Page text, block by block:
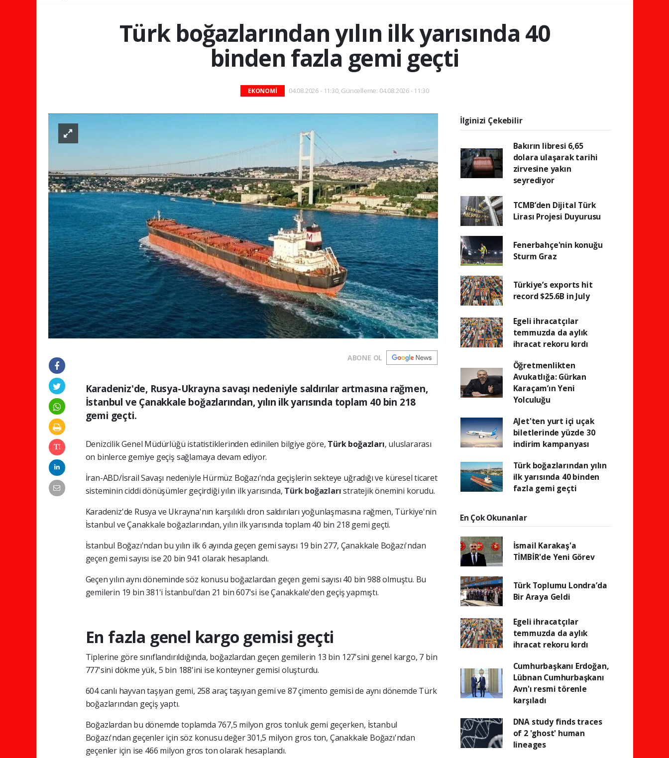
Türk boğazlarından yılın ilk yarısında 40
binden fazla gemi geçti
EKONOMİ 04.08.2026 - 11:30, Güncelleme: 04.08.2026 - 11:30
ABONE OL
Karadeniz'de, Rusya-Ukrayna savaşı nedeniyle saldırılar artmasına rağmen,
İstanbul ve Çanakkale boğazlarından, yılın ilk yarısında toplam 40 bin 218
gemi geçti.
Denizcilik Genel Müdürlüğü istatistiklerinden edinilen bilgiye göre, Türk boğazları, uluslararası
on binlerce gemiye geçiş sağlamaya devam ediyor.
İran-ABD/İsrail Savaşı nedeniyle Hürmüz Boğazı'nda geçişlerin sekteye uğradığı ve küresel ticaret
sisteminin ciddi dönüşümler geçirdiği yılın ilk yarısında, Türk boğazlarıstratejik önemini korudu.
Karadeniz'de Rusya ve Ukrayna'nın karşılıklı dron saldırıları yoğunlaşmasına rağmen, Türkiye'nin
İstanbul ve Çanakkale boğazlarından, yılın ilk yarısında toplam 40 bin 218 gemi geçti.
İstanbul Boğazı'ndan bu yılın ilk 6 ayında geçen gemi sayısı 19 bin 277, Çanakkale Boğazı'ndan
geçen gemi sayısı ise 20 bin 941 olarak hesaplandı.
Geçen yılın aynı döneminde söz konusu boğazlardan geçen gemi sayısı 40 bin 988 olmuştu. Bu
gemilerin 19 bin 381'i İstanbul'dan 21 bin 607'si ise Çanakkale'den geçiş yapmıştı.
En fazla genel kargo gemisi geçti
Tiplerine göre sınıflandırıldığında, boğazlardan geçen gemilerin 13 bin 127'sini genel kargo, 7 bin
777'sini dökme yük, 5 bin 188'ini ise konteyner gemisi oluşturdu.
604 canlı hayvan taşıyan gemi, 258 araç taşıyan gemi ve 87 çimento gemisi de aynı dönemde Türk
boğazlarından geçiş yaptı.
Boğazlardan bu dönemde toplamda 767,5 milyon gros tonluk gemi geçerken, İstanbul
Boğazı'ndan geçenler için söz konusu değer 301,5 milyon gros ton, Çanakkale Boğazı'ndan
geçenler için ise 466 milyon gros ton olarak hesaplandı.
İlginizi Çekebilir
Bakırın libresi 6,65
dolara ulaşarak tarihi
zirvesine yakın
seyrediyor
TCMB’den Dijital Türk
Lirası Projesi Duyurusu
Fenerbahçe'nin konuğu
Sturm Graz
Türkiye’s exports hit
record $25.6B in July
Egeli ihracatçılar
temmuzda da aylık
ihracat rekoru kırdı
Öğretmenlikten
Avukatlığa: Gürkan
Karaçam’ın Yeni
Yolculuğu
AJet'ten yurt içi uçak
biletlerinde yüzde 30
indirim kampanyası
Türk boğazlarından yılın
ilk yarısında 40 binden
fazla gemi geçti
En Çok Okunanlar
İsmail Karakaş'a
TİMBİR'de Yeni Görev
Türk Toplumu Londra’da
Bir Araya Geldi
Egeli ihracatçılar
temmuzda da aylık
ihracat rekoru kırdı
Cumhurbaşkanı Erdoğan,
Lübnan Cumhurbaşkanı
Avn'ı resmi törenle
karşıladı
DNA study finds traces
of 2 'ghost' human
lineages